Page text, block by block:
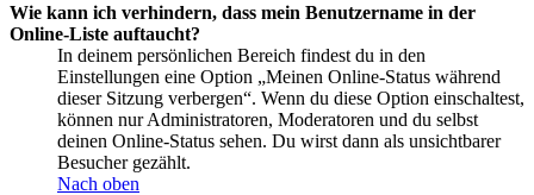
Wie kann ich verhindern, dass mein Benutzername in der
Online-Liste auftaucht?
In deinem persönlichen Bereich findest du in den
Einstellungen eine Option „Meinen Online-Status während
dieser Sitzung verbergen“. Wenn du diese Option einschaltest,
können nur Administratoren, Moderatoren und du selbst
deinen Online-Status sehen. Du wirst dann als unsichtbarer
Besucher gezählt.
Nach oben